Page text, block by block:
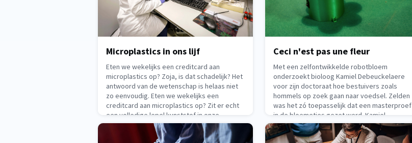
Microplastics in ons lijf
Eten we wekelijks een creditcard aan
microplastics op? Zoja, is dat schadelijk? Het
antwoord van de wetenschap is helaas niet
zo eenvoudig. Eten we wekelijks een
creditcard aan microplastics op? Zit er echt
een volledige lepel kunststof in onze
hersenen? Met de regelmaat van de klok
lezen we alarmerende
Ceci n'est pas une fleur
Met een zelfontwikkelde robotbloem
onderzoekt bioloog Kamiel Debeuckelaere
voor zijn doctoraat hoe bestuivers zoals
hommels op zoek gaan naar voedsel. Zelden
was het zó toepasselijk dat een masterproef
in de bloemetjes gezet werd. Kamiel
Debeuckelaere kreeg in 2021 de Vlaamse
Scriptieprijs (zie kaderstuk